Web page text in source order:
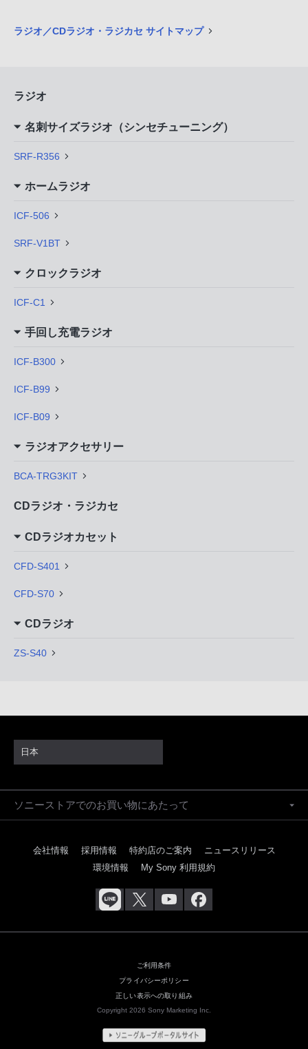
ラジオ／CDラジオ・ラジカセ サイトマップ
ラジオ
名刺サイズラジオ（シンセチューニング）
SRF-R356
ホームラジオ
ICF-506
SRF-V1BT
クロックラジオ
ICF-C1
手回し充電ラジオ
ICF-B300
ICF-B99
ICF-B09
ラジオアクセサリー
BCA-TRG3KIT
CDラジオ・ラジカセ
CDラジオカセット
CFD-S401
CFD-S70
CDラジオ
ZS-S40
日本
ソニーストアでのお買い物にあたって
会社情報 採用情報 特約店のご案内
ニュースリリース
環境情報
My Sony 利用規約
ご利用条件
プライバシーポリシー
正しい表示への取り組み
Copyright 2026 Sony Marketing Inc.